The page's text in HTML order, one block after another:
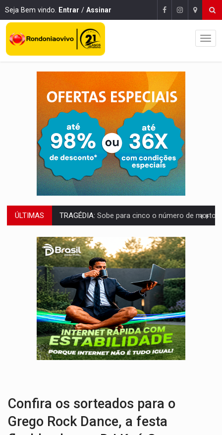
Seja Bem vindo. Entrar / Assinar
ÚLTIMAS TRAGÉDIA: Sobe para cinco o número de mortos em colisão entre carreta e
TRANSPORTE DE ARROZ: MPF assegura cumprimento da legislação sobre
DEEPFAKE:Sancionada lei contra violência sexual infantil na
COLEGIADO:Brasil e Rússia discutem energia nuclear, defesa e
URGENTE:Colisão entre caminhão e carro deixa quatro mortos e um em
ENCONTRO:Amazônia Negra ganha projeção nacional com participação de
PREVISÃO:Porto Velho tem chances de chuvas isoladas nesta
SINDICATOS UNIDOS:Assembleia Geral delibera greve da educação
Confira os sorteados para o
Grego Rock Dance, a festa